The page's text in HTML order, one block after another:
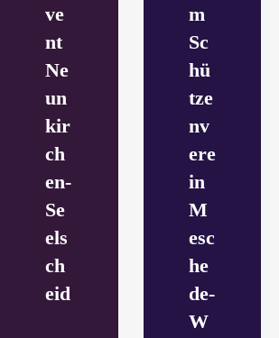
ve
nt
Ne
un
kir
ch
en-
Se
els
ch
eid
m
Sc
hü
tze
nv
ere
in
M
esc
he
de-
W